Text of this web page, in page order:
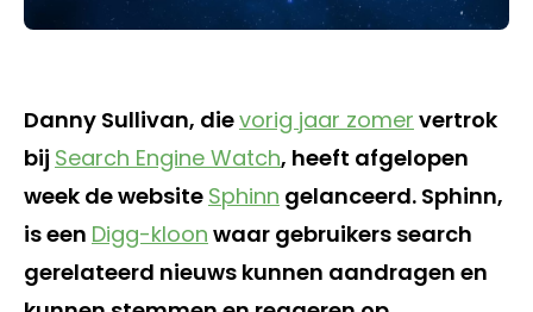
Danny Sullivan, dievorig jaar zomer vertrok
bij Search Engine Watch, heeft afgelopen
week de website Sphinn gelanceerd. Sphinn,
is een Digg-kloon waar gebruikers search
gerelateerd nieuws kunnen aandragen en